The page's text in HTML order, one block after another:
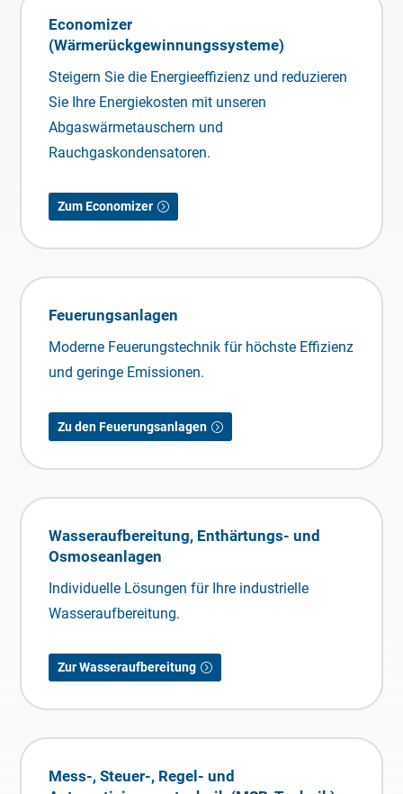
Economizer
(Wärmerückgewinnungssysteme)
Steigern Sie die Energieeffizienz und reduzieren
Sie Ihre Energiekosten mit unseren
Abgaswärmetauschern und
Rauchgaskondensatoren.
Zum Economizer
Feuerungsanlagen
Moderne Feuerungstechnik für höchste Effizienz
und geringe Emissionen.
Zu den Feuerungsanlagen
Wasseraufbereitung, Enthärtungs- und
Osmoseanlagen
Individuelle Lösungen für Ihre industrielle
Wasseraufbereitung.
Zur Wasseraufbereitung
Mess-, Steuer-, Regel- und